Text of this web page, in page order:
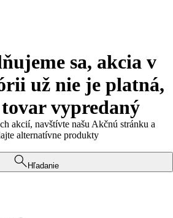
sa, akcia v
už nie je platná,
vypredaný
akcií, navštívte našu Akčnú stránku a
alternatívne produkty
Hľadanie